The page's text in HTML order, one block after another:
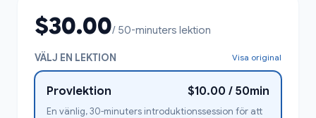
$30.00/ 50-minuters lektion
VÄLJ EN LEKTION Visa original
Provlektion $10.00 / 50min
En vänlig, 30-minuters introduktionssession för att